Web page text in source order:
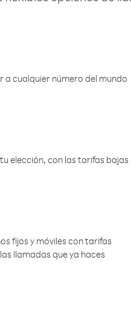
a cualquier número del mundo
elección, con las tarifas bajas
fijos y móviles con tarifas
llamadas que ya haces